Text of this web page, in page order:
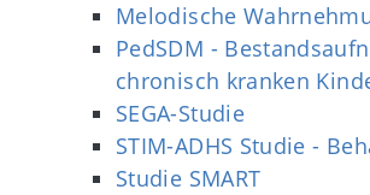
Melodische
PedSDM -
chronisch kranken
SEGA-Studie
STIM-ADHS Studie -
Studie SMART